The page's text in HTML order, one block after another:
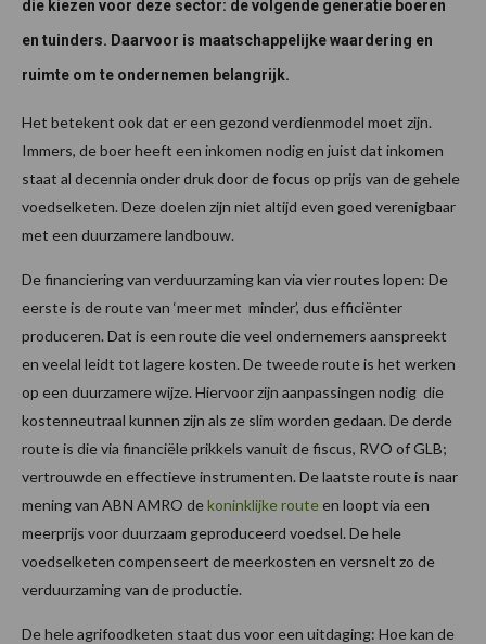
die kiezen voor deze sector: de volgende generatie boeren
en tuinders. Daarvoor is maatschappelijke waardering en
ruimte om te ondernemen belangrijk.
Het betekent ook dat er een gezond verdienmodel moet zijn.
Immers, de boer heeft een inkomen nodig en juist dat inkomen
staat al decennia onder druk door de focus op prijs van de gehele
voedselketen. Deze doelen zijn niet altijd even goed verenigbaar
met een duurzamere landbouw.
De financiering van verduurzaming kan via vier routes lopen: De
eerste is de route van ‘meer met minder’, dus efficiënter
produceren. Dat is een route die veel ondernemers aanspreekt
en veelal leidt tot lagere kosten. De tweede route is het werken
op een duurzamere wijze. Hiervoor zijn aanpassingen nodig die
kostenneutraal kunnen zijn als ze slim worden gedaan. De derde
route is die via financiële prikkels vanuit de fiscus, RVO of GLB;
vertrouwde en effectieve instrumenten. De laatste route is naar
mening van ABN AMRO dekoninklijke routeen loopt via een
meerprijs voor duurzaam geproduceerd voedsel. De hele
voedselketen compenseert de meerkosten en versnelt zo de
verduurzaming van de productie.
De hele agrifoodketen staat dus voor een uitdaging: Hoe kan de